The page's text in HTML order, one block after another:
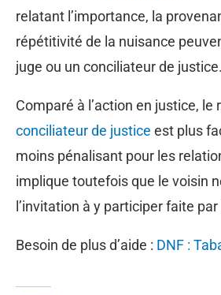
relatant l’importance, la
répétitivité de la nuisance
juge ou un conciliateur de justice.
Comparé à l’action en justice, le
conciliateur de justice est plus
moins pénalisant pour les
implique toutefois que le voisin
l’invitation à y participer faite
Besoin de plus d’aide : DNF :